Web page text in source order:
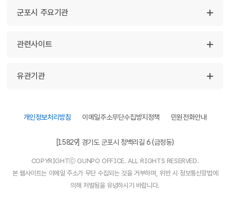
군포시 주요기관
관련사이트
유관기관
개인정보처리방침 이메일주소무단수집방지정책 민원전화안내
[15829] 경기도 군포시 청백리길 6 (금정동)
COPYRIGHTⓒ GUNPO OFFICE. ALL RIGHTS RESERVED.
본 웹사이트는 이메일 주소가 무단 수집되는 것을 거부하며, 위반 시 정보통신망법에
의해 처벌됨을 유념하시기 바랍니다.